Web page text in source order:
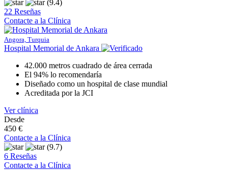
(9.4)
22 Reseñas
Contacte a la Clínica
Angora, Turquia
Hospital Memorial de Ankara
42.000 metros cuadrado de área cerrada
El 94% lo recomendaría
Diseñado como un hospital de clase mundial
Acreditada por la JCI
Ver clínica
Desde
450 €
Contacte a la Clínica
(9.7)
6 Reseñas
Contacte a la Clínica